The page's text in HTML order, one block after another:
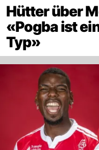
Hütter über
«Pogba ist
Typ»